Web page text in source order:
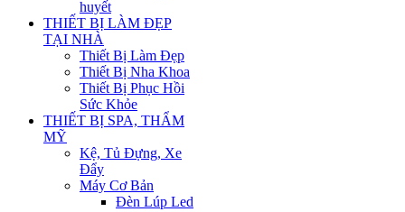
huyết
THIẾT BỊ LÀM ĐẸP
TẠI NHÀ
Thiết Bị Làm Đẹp
Thiết Bị Nha Khoa
Thiết Bị Phục Hồi
Sức Khỏe
THIẾT BỊ SPA, THẨM
MỸ
Kệ, Tủ Đựng, Xe
Đẩy
Máy Cơ Bản
Đèn Lúp Led